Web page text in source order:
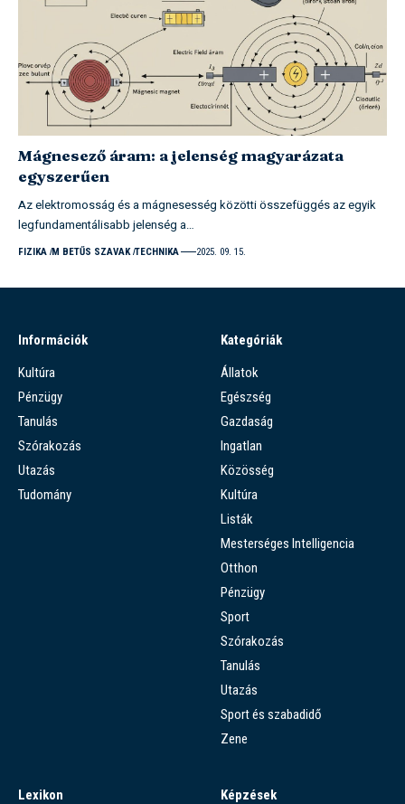
Mágnesező áram: a jelenség magyarázata
egyszerűen
Az elektromosság és a mágnesesség közötti összefüggés az egyik
legfundamentálisabb jelenség a…
FIZIKA M BETŰS SZAVAK TECHNIKA 2025. 09. 15.
Információk
Kultúra
Pénzügy
Tanulás
Szórakozás
Utazás
Tudomány
Kategóriák
Állatok
Egészség
Gazdaság
Ingatlan
Közösség
Kultúra
Listák
Mesterséges Intelligencia
Otthon
Pénzügy
Sport
Szórakozás
Tanulás
Utazás
Sport és szabadidő
Zene
Lexikon
Képzések